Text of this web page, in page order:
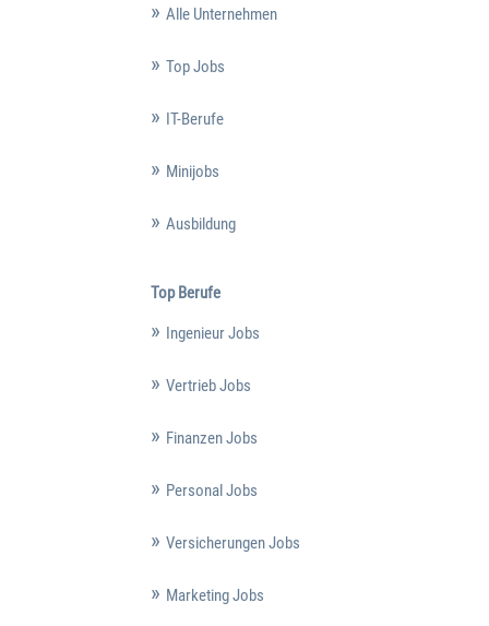
Alle Unternehmen
Top Jobs
IT-Berufe
Minijobs
Ausbildung
Top Berufe
Ingenieur Jobs
Vertrieb Jobs
Finanzen Jobs
Personal Jobs
Versicherungen Jobs
Marketing Jobs